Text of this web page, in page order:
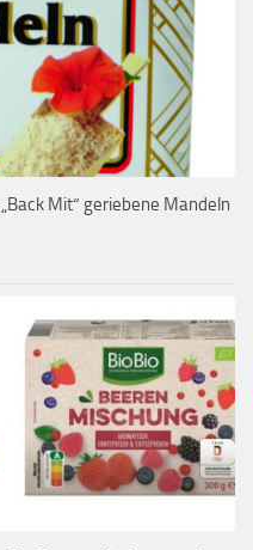
Mit“ geriebene Mandeln